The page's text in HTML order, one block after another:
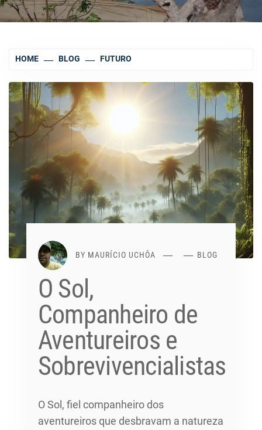
HOME BLOG FUTURO
BY MAURÍCIO UCHÔA BLOG
O Sol,
Companheiro de
Aventureiros e
Sobrevivencialistas
O Sol, fiel companheiro dos
aventureiros que desbravam a natureza